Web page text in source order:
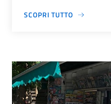
SCOPRI TUTTO